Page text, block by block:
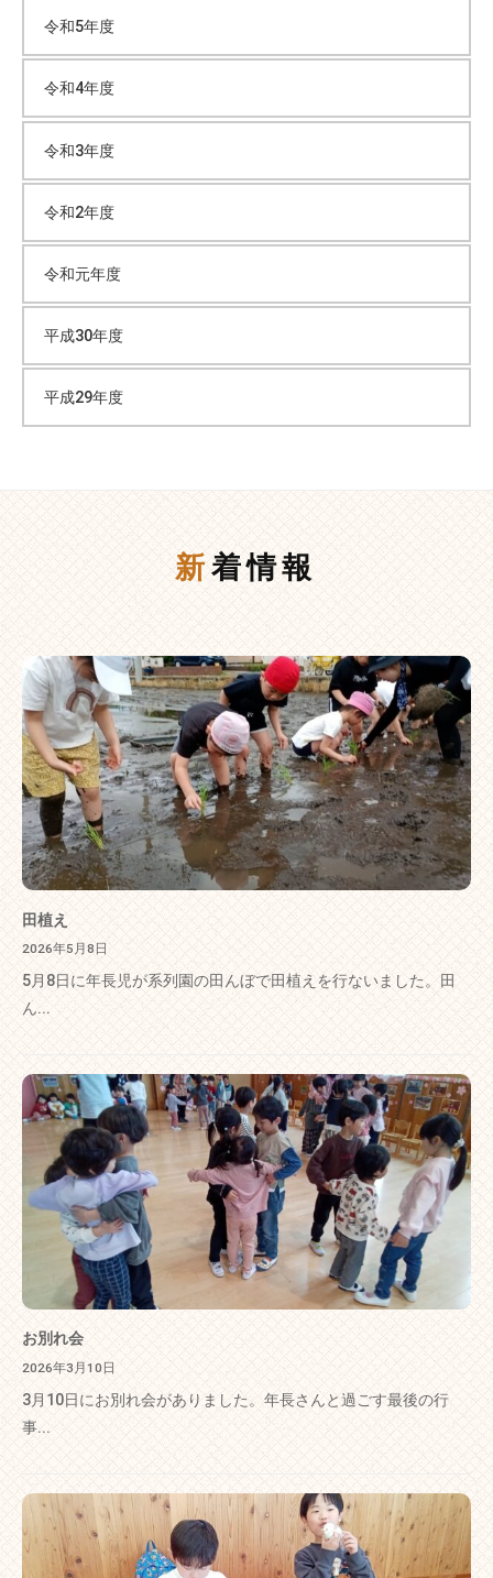
令和5年度
令和4年度
令和3年度
令和2年度
令和元年度
平成30年度
平成29年度
新着情報
田植え
2026年5月8日
5月8日に年長児が系列園の田んぼで田植えを行ないました。田
ん...
お別れ会
2026年3月10日
3月10日にお別れ会がありました。年長さんと過ごす最後の行
事...